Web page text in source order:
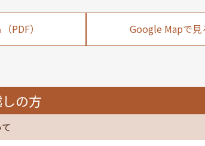
PDF） Google Mapで見
の方